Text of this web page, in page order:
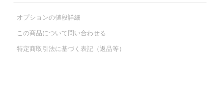
オプションの値段詳細
この商品について問い合わせる
特定商取引法に基づく表記（返品等）